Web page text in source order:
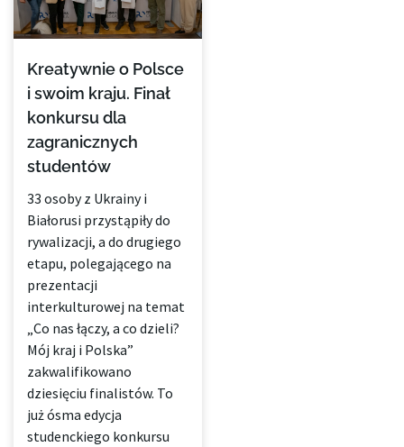
Kreatywnie o Polsce
i swoim kraju. Finał
konkursu dla
zagranicznych
studentów
33 osoby z Ukrainy i
Białorusi przystąpiły do
rywalizacji, a do drugiego
etapu, polegającego na
prezentacji
interkulturowej na temat
„Co nas łączy, a co dzieli?
Mój kraj i Polska”
zakwalifikowano
dziesięciu finalistów. To
już ósma edycja
studenckiego konkursu